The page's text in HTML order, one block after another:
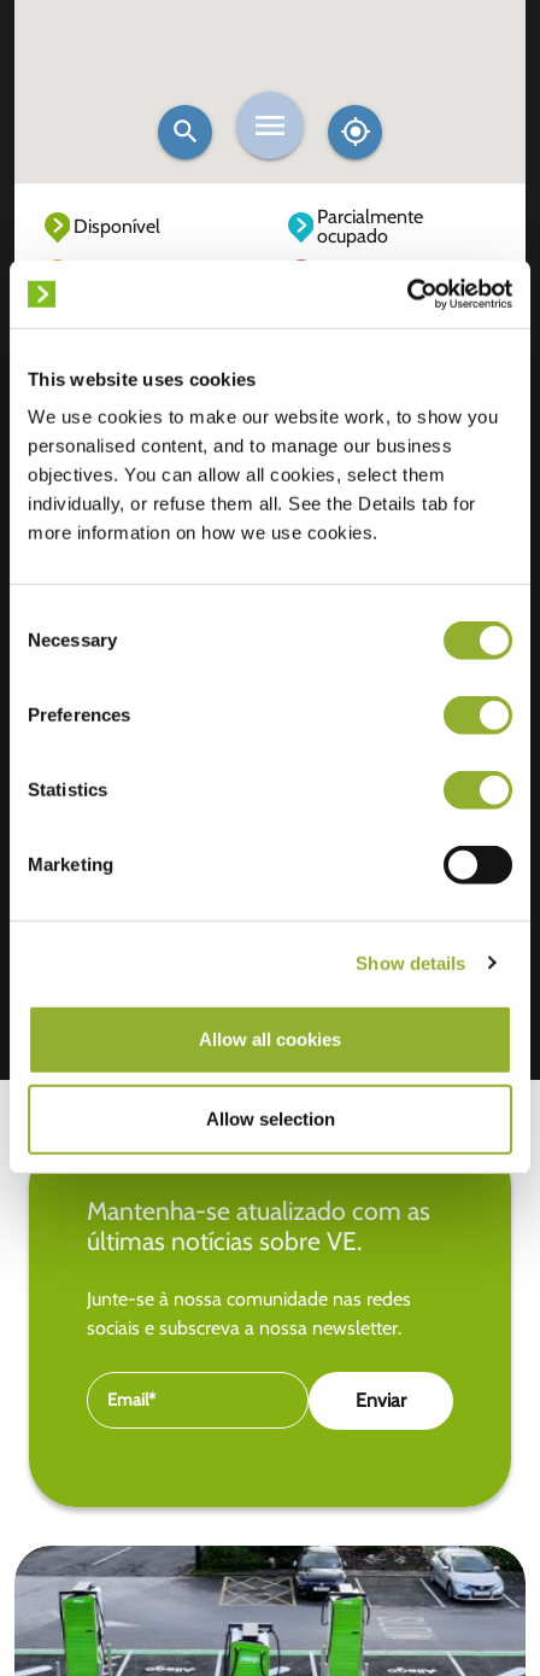
This website uses cookies
We use cookies to make our website work, to show you
personalised content, and to manage our business
objectives. You can allow all cookies, select them
individually, or refuse them all. See the Details tab for
more information on how we use cookies.
Selection
Necessary
Preferences
Statistics
Marketing
Show details
Allow all cookies
Allow selection
Disponível
Parcialmente
ocupado
Fora de serviço
Localização
Avenariusstraße 4
38820 Halberstadt
Alemanha
Ultra-Fast
2 of 2 available
Informações adicionais
Mantenha-se atualizado com as
últimas notícias sobre VE.
Junte-se à nossa comunidade nas redes
sociais e subscreva a nossa newsletter.